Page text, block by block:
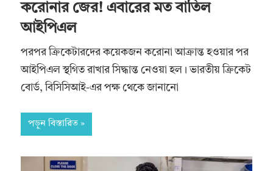
করোনার জের! এবারের মত বাতিল
আইপিএল
পরপর ক্রিকেটারদের কয়েকজন করোনা আক্রান্ত হওয়ার পর
আইপিএল স্থগিত রাখার সিদ্ধান্ত নেওয়া হল। ভারতীয় ক্রিকেট
বোর্ড, বিসিসিআই-এর পক্ষ থেকে জানানো
পড়ুন বিস্তারিত